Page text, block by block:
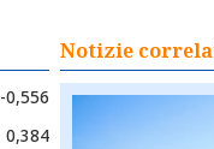
-0,556
0,384
Notizie